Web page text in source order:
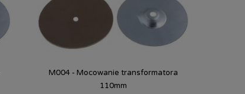
M004 - Mocowanie transformatora
110mm